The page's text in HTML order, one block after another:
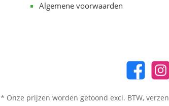
Algemene voorwaarden
* Onze prijzen worden getoond excl. BTW,